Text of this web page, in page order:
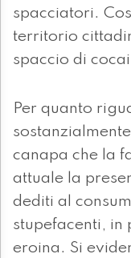
spacciatori.
territorio
spaccio di
Per quanto
canapa che la
attuale la
dediti al
stupefacenti, in
eroina. Si